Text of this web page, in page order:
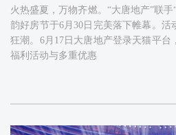
火热盛夏，万物齐燃。“大唐地产”联
韵好房节于6月30日完美落下帷幕。活
狂潮。6月17日大唐地产登录天猫平台
福利活动与多重优惠